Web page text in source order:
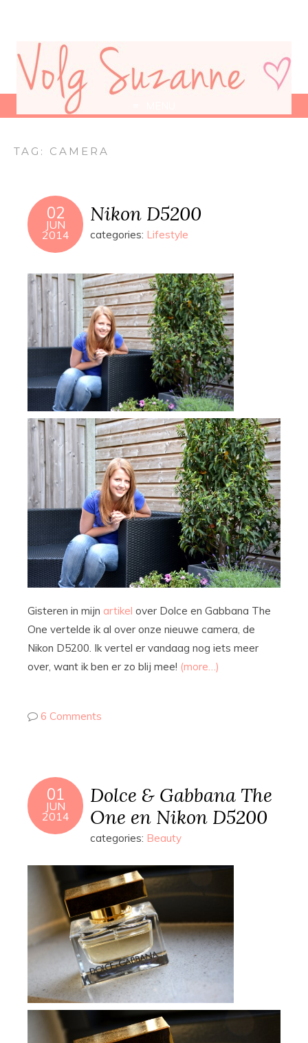
TAG: CAMERA
02
JUN
2014
Nikon D5200
categories: Lifestyle
Gisteren in mijn artikel over Dolce en Gabbana The
One vertelde ik al over onze nieuwe camera, de
Nikon D5200. Ik vertel er vandaag nog iets meer
over, want ik ben er zo blij mee! (more…)
6 Comments
01
JUN
2014
Dolce & Gabbana The
One en Nikon D5200
categories: Beauty